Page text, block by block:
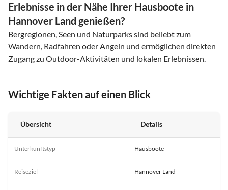
Erlebnisse in der Nähe Ihrer Hausboote in
Hannover Land genießen?
Bergregionen, Seen und Naturparks sind beliebt zum
Wandern, Radfahren oder Angeln und ermöglichen direkten
Zugang zu Outdoor-Aktivitäten und lokalen Erlebnissen.
Wichtige Fakten auf einen Blick
Übersicht Details
Unterkunftstyp Hausboote
Reiseziel Hannover Land